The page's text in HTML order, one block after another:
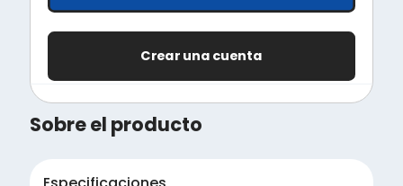
Crear una cuenta
Sobre el producto